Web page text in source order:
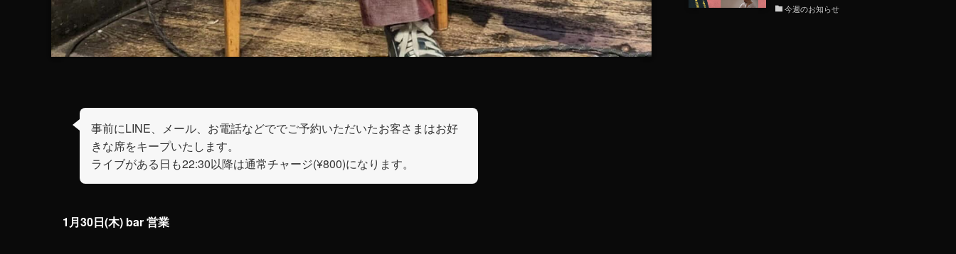
事前にLINE、メール、お電話などででご予約いただいたお客さまはお好
きな席をキープいたします。
ライブがある日も22:30以降は通常チャージ(¥800)になります。
1月30日(木) bar 営業
今週のお知らせ